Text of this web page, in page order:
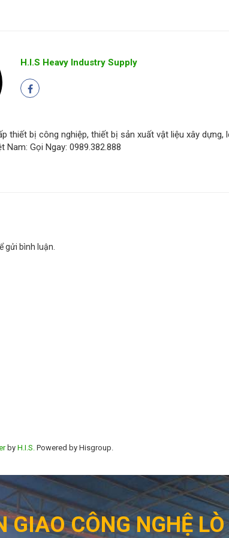
H.I.S Heavy Industry Supply
thiết bị công nghiệp, thiết bị sản xuất vật liệu xây
Nam: Gọi Ngay: 0989.382.888
gửi bình luận.
by H.I.S. Powered by Hisgroup.
GIAO CÔNG NGHỆ